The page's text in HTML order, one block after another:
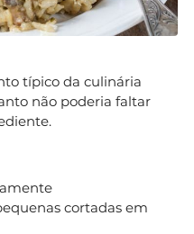
típico da culinária
não poderia faltar
cortadas em